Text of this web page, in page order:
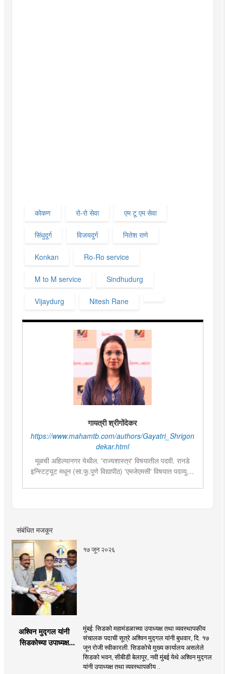
कोकण रो-रो सेवा एम टू एम सेवा
सिंधुदूर्ग विजयदुर्ग नितेश राणे
Konkan Ro-Ro service
M to M service Sindhudurg
Vijaydurg Nitesh Rane
गायत्री श्रीगोंदेकर
https://www.mahamtb.com/authors/Gayatri_Shrigon
dekar.html
मूळची अहिल्यानगर येथील. 'राज्यशास्त्र' विषयातील पदवी. रानडे
इन्स्टिट्यूट मधून (सा.फु.पुणे विद्यापीठ) 'एमजेएमसी' विषयात पदव्युत्तर
पदावर रुजू. सद्यस्थितीत 'इन्फ्रास्ट्रक्चर आणि डेव्हलपमेंट' विशेष
संबंधित मजकूर
१७ जून २०२६
अश्विन मुद्गल यांनी
सिडकोच्या उपाध्यक्ष
मुंबई: सिडको महामंडळाच्या उपाध्यक्ष तथा व्यवस्थापकीय
संचालक पदाची सूत्रे अश्विन मुद्गल यांनी बुधवार, दि. १७
जून रोजी स्वीकारली. सिडकोचे मुख्य कार्यालय असलेले
सिडको भवन, सीबीडी बेलापूर, नवी मुंबई येथे अश्विन मुद्गल
यांनी उपाध्यक्ष तथा व्यवस्थापकीय ..